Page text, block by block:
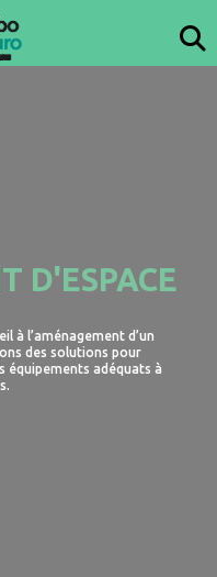
D'ESPACE
à l’aménagement d’un
des solutions pour
équipements adéquats à